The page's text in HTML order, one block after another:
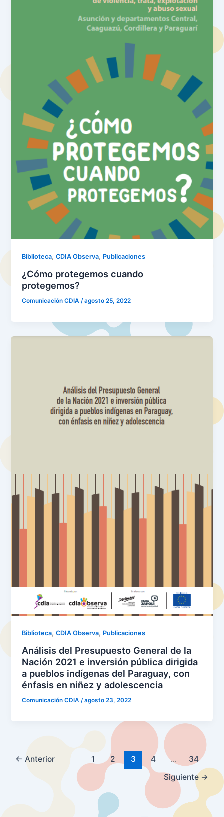
Biblioteca,CDIA Observa, Publicaciones
¿Cómo protegemos cuando
protegemos?
Comunicación CDIA /agosto 25, 2022
Biblioteca,CDIA Observa, Publicaciones
Análisis del Presupuesto General de la
Nación 2021 e inversión pública dirigida
a pueblos indígenas del Paraguay, con
énfasis en niñez y adolescencia
Comunicación CDIA /agosto 23, 2022
← Anterior 1 2 3 4 …
34
Siguiente →